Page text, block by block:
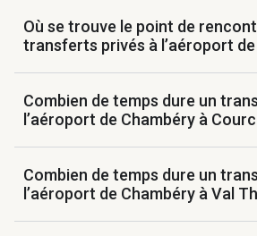
Où se trouve le point de
transferts privés à l’aéroport de
Combien de temps dure un
l’aéroport de Chambéry à
Combien de temps dure un
l’aéroport de Chambéry à Val